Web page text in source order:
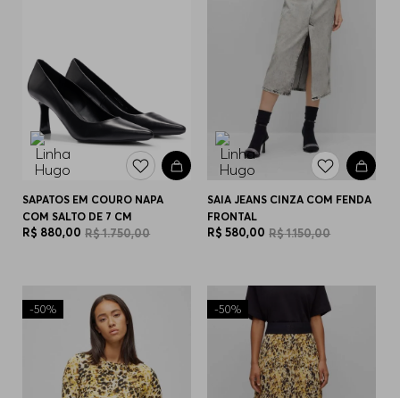
SAPATOS EM COURO NAPA
COM SALTO DE 7 CM
R$ 880,00 R$1.750,00
SAIA JEANS CINZA COM FENDA
FRONTAL
R$ 580,00 R$1.150,00
-50% -50%